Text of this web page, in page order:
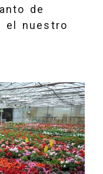
de
el nuestro